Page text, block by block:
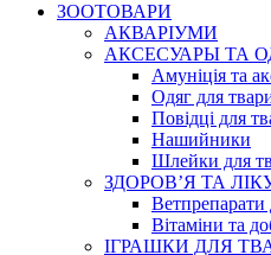
ЗООТОВАРИ
АКВАРІУМИ
АКСЕСУАРЫ ТА
Амуніція та
Одяг для
Повідці для
Нашийники
Шлейки для
ЗДОРОВ’Я ТА
Ветпрепарати
Вітаміни та
ІГРАШКИ ДЛЯ